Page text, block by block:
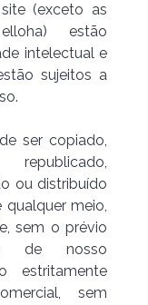
(exceto as
estão
intelectual e
sujeitos a
ser copiado,
ou distribuído
qualquer meio,
sem o prévio
de nosso
estritamente
sem